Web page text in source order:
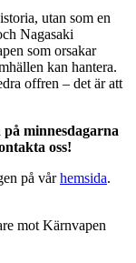
utan som en
Nagasaki
som orsakar
kan hantera.
offren – det är att
minnesdagarna
oss!
på vårhemsida.
mot Kärnvapen